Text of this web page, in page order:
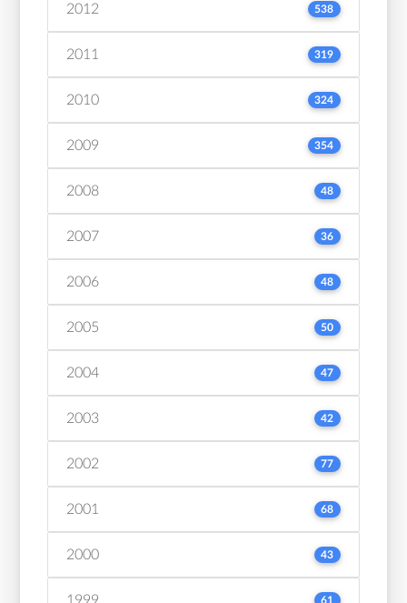
2012 538
2011 319
2010 324
2009 354
2008 48
2007 36
2006 48
2005 50
2004 47
2003 42
2002 77
2001 68
2000 43
1999 61